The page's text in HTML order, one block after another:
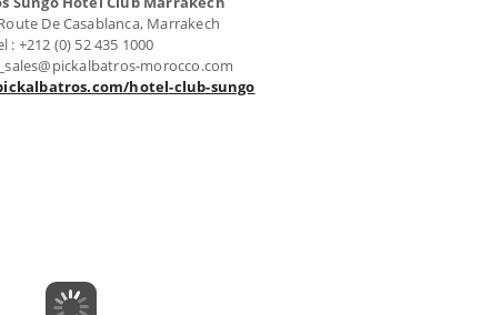
De Casablanca, Marrakech
: +212 (0) 52 435 1000
morocco.com
hotel-club-sungo